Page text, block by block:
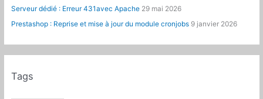
Serveur dédié : Erreur 431avec Apache 29 mai 2026
Prestashop : Reprise et mise à jour du module cronjobs 9 janvier 2026
Tags